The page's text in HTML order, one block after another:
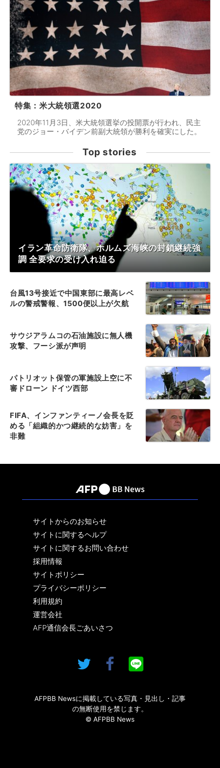
特集：米大統領選2020
2020年11月3日、米大統領選挙の投開票が行われ、民主
党のジョー・バイデン前副大統領が勝利を確実にした。
Top stories
イラン革命防衛隊、ホルムズ海峡の封鎖継続強
調 全要求の受け入れ迫る
台風13号接近で中国東部に最高レベ
ルの警戒警報、1500便以上が欠航
サウジアラムコの石油施設に無人機
攻撃、フーシ派が声明
パトリオット保管の軍施設上空に不
審ドローン ドイツ西部
FIFA、インファンティーノ会長を貶
める「組織的かつ継続的な妨害」を
非難
サイトからのお知らせ
サイトに関するヘルプ
サイトに関するお問い合わせ
採用情報
サイトポリシー
プライバシーポリシー
利用規約
運営会社
AFP通信会長ごあいさつ
AFPBB Newsに掲載している写真・見出し・記事
の無断使用を禁じます。
© AFPBB News